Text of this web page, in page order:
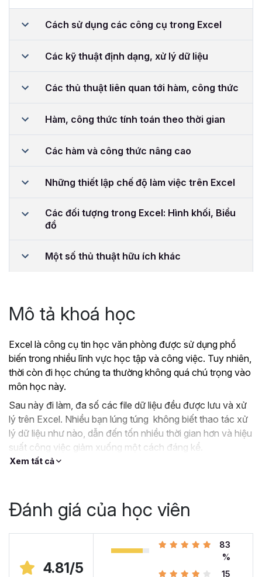
Cách sử dụng các công cụ trong Excel
Các kỹ thuật định dạng, xử lý dữ liệu
Các thủ thuật liên quan tới hàm, công thức
Hàm, công thức tính toán theo thời gian
Các hàm và công thức nâng cao
Những thiết lập chế độ làm việc trên Excel
Các đối tượng trong Excel: Hình khối, Biểu
đồ
Một số thủ thuật hữu ích khác
Mô tả khoá học
Excel là công cụ tin học văn phòng được sử dụng phổ
biến trong nhiều lĩnh vực học tập và công việc. Tuy nhiên,
thời còn đi học chúng ta thường không quá chú trọng vào
môn học này.
Sau này đi làm, đa số các file dữ liệu đều được lưu và xử
lý trên Excel. Nhiều bạn lúng túng không biết thao tác xử
lý dữ liệu như nào, dẫn đến tốn nhiều thời gian hơn và hiệu
suất công việc giảm xuống một cách đáng kể.
?Nếu như bạn:
Hoặc trước đây chỉ học lý thuyết nên không biết
Hoặc đã có kiến thức cơ bản về Excel và đang
muốn nâng cao kỹ năng của mình lên.
Xem tất cả
Đánh giá của học viên
4.81/5
83
%
15